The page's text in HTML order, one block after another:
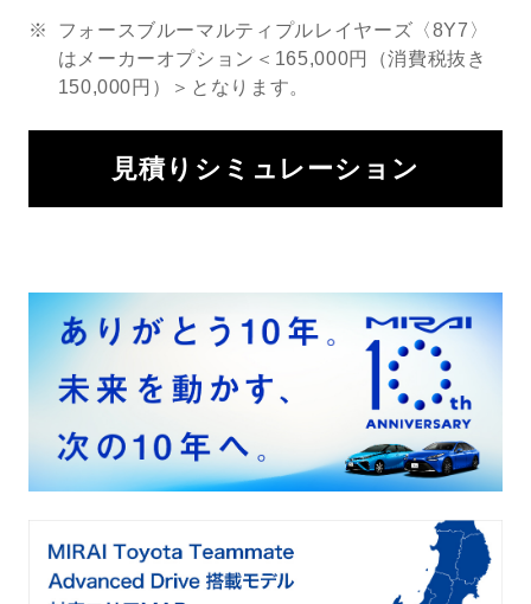
※
フォースブルーマルティプルレイヤーズ〈8Y7〉
はメーカーオプション＜165,000円（消費税抜き
150,000円）＞となります。
見積りシミュレーション